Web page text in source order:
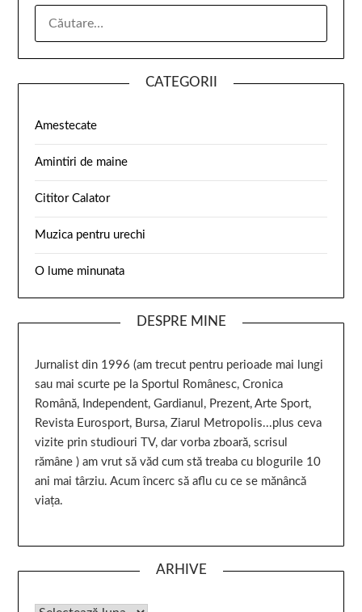
CATEGORII
Amestecate
Amintiri de maine
Cititor Calator
Muzica pentru urechi
O lume minunata
DESPRE MINE
Jurnalist din 1996 (am trecut pentru perioade mai lungi
sau mai scurte pe la Sportul Românesc, Cronica
Română, Independent, Gardianul, Prezent, Arte Sport,
Revista Eurosport, Bursa, Ziarul Metropolis...plus ceva
vizite prin studiouri TV, dar vorba zboară, scrisul
rămâne ) am vrut să văd cum stă treaba cu blogurile 10
ani mai târziu. Acum încerc să aflu cu ce se mănâncă
viața.
ARHIVE